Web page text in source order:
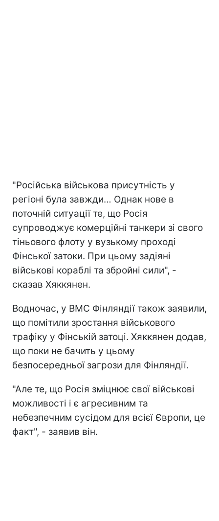
"Російська військова присутність у
регіоні була завжди… Однак нове в
поточній ситуації те, що Росія
супроводжує комерційні танкери зі свого
тіньового флоту у вузькому проході
Фінської затоки. При цьому задіяні
військові кораблі та збройні сили", -
сказав Хяккянен.
Водночас, у ВМС Фінляндії також заявили,
що помітили зростання військового
трафіку у Фінській затоці. Хяккянен додав,
що поки не бачить у цьому
безпосередньої загрози для Фінляндії.
"Але те, що Росія зміцнює свої військові
можливості і є агресивним та
небезпечним сусідом для всієї Європи, це
факт", - заявив він.